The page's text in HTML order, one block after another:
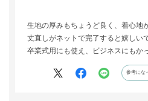
生地の厚みもちょうど良く、着心地
丈直しがネットで完了すると嬉しい
卒業式用にも使え、ビジネスにもか
参考にな